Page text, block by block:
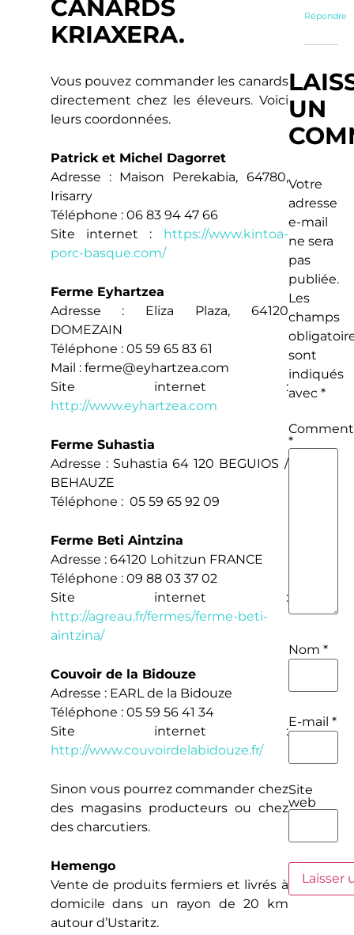
CANARDS
KRIAXERA.
Vous pouvez commander les canards
directement chez les éleveurs. Voici
leurs coordonnées.
Patrick et Michel Dagorret
Adresse : Maison Perekabia, 64780,
Irisarry
Téléphone : 06 83 94 47 66
Site internet : https://www.kintoa-
porc-basque.com/
Ferme Eyhartzea
Adresse : Eliza Plaza, 64120
DOMEZAIN
Téléphone : 05 59 65 83 61
Mail : ferme@eyhartzea.com
Site internet :
http://www.eyhartzea.com
Ferme Suhastia
Adresse : Suhastia 64 120 BEGUIOS /
BEHAUZE
Téléphone : 05 59 65 92 09
Ferme Beti Aintzina
Adresse : 64120 Lohitzun FRANCE
Téléphone : 09 88 03 37 02
Site internet :
http://agreau.fr/fermes/ferme-beti-
aintzina/
Couvoir de la Bidouze
Adresse : EARL de la Bidouze
Téléphone : 05 59 56 41 34
Site internet :
http://www.couvoirdelabidouze.fr/
Sinon vous pourrez commander chez
des magasins producteurs ou chez
des charcutiers.
Hemengo
Vente de produits fermiers et livrés à
domicile dans un rayon de 20 km
autour d’Ustaritz.
Répondre
UN
Votre
adresse
e-mail
ne sera
pas
publiée.
Les
champs
sont
indiqués
avec *
*
Nom *
E-mail *
Site
web